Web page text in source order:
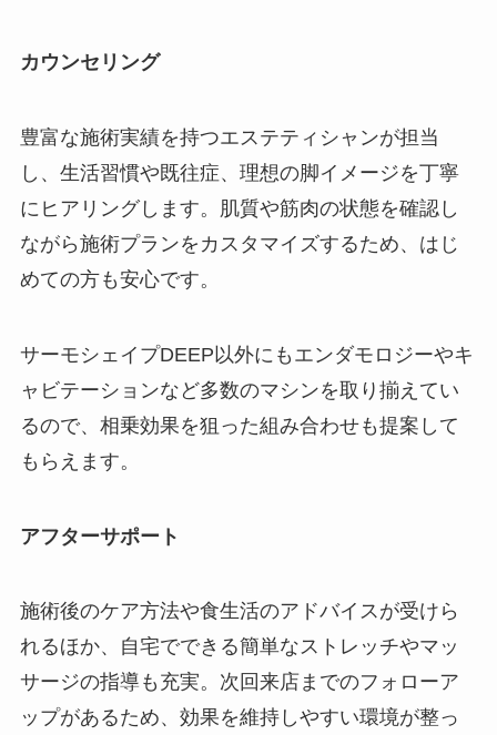
カウンセリング
豊富な施術実績を持つエステティシャンが担当
し、生活習慣や既往症、理想の脚イメージを丁寧
にヒアリングします。肌質や筋肉の状態を確認し
ながら施術プランをカスタマイズするため、はじ
めての方も安心です。
サーモシェイプDEEP以外にもエンダモロジーやキ
ャビテーションなど多数のマシンを取り揃えてい
るので、相乗効果を狙った組み合わせも提案して
もらえます。
アフターサポート
施術後のケア方法や食生活のアドバイスが受けら
れるほか、自宅でできる簡単なストレッチやマッ
サージの指導も充実。次回来店までのフォローア
ップがあるため、効果を維持しやすい環境が整っ